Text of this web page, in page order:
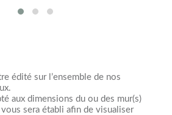
édité sur l’ensemble de nos
aux dimensions du ou des mur(s)
sera établi afin de visualiser